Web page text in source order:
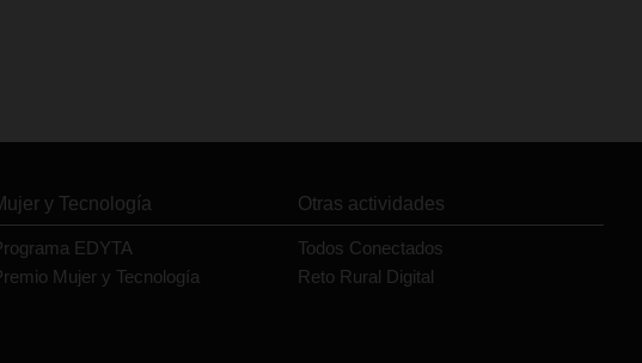
y Tecnología
EDYTA
Mujer y Tecnología
Otras actividades
Todos Conectados
Reto Rural Digital